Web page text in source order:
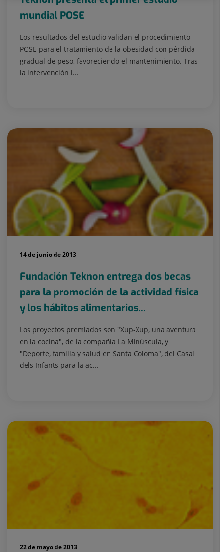
mundial POSE
Los resultados del estudio validan el procedimiento
POSE para el tratamiento de la obesidad con pérdida
gradual de peso, favoreciendo el mantenimiento. Tras
la intervención l...
14 de junio de 2013
Fundación Teknon entrega dos becas
para la promoción de la actividad física
y los hábitos alimentarios...
Los proyectos premiados son "Xup-Xup, una aventura
en la cocina", de la compañía La Minúscula, y
"Deporte, familia y salud en Santa Coloma", del Casal
dels Infants para la ac...
22 de mayo de 2013